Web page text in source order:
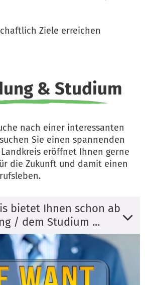
Ziele erreichen
& Studium
nach einer interessanten
Sie einen spannenden
eröffnet Ihnen gerne
die Zukunft und damit einen
bietet Ihnen schon ab
/ dem Studium ...